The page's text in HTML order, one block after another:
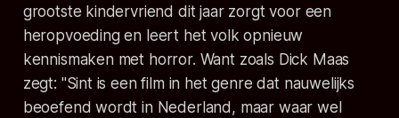
grootste kindervriend dit jaar zorgt voor een
heropvoeding en leert het volk opnieuw
kennismaken met horror. Want zoals Dick Maas
zegt: "Sint is een film in het genre dat nauwelijks
beoefend wordt in Nederland, maar waar wel